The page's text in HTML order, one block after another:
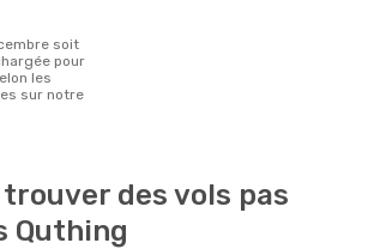
pour
les
sur notre
des vols pas
Quthing